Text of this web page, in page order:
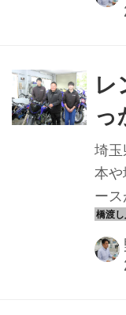
を
く
社
レ
っ
ー
埼玉
本や
ー
店舗
鷹、
ョ